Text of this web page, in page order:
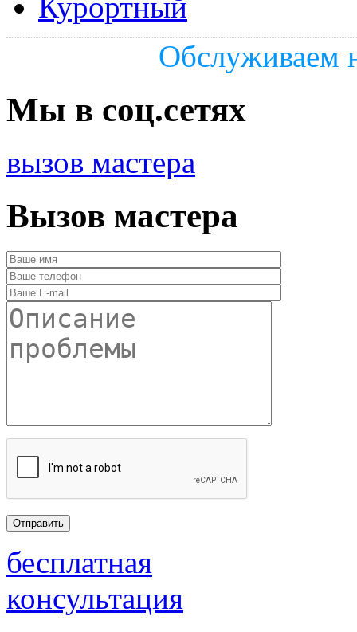
Обслуживаем
Мы в соц.сетях
вызов мастера
Вызов мастера
бесплатная
консультация